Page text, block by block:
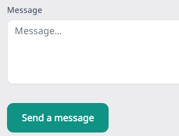
Message
Send a message